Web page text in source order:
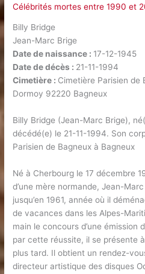
Célébrités mortes entre 1990 et
Billy Bridge
Jean-Marc Brige
Date de naissance : 17-12-1945
Date de décès : 21-11-1994
Cimetière : Cimetière Parisien de
Dormoy 92220 Bagneux
Billy Bridge (Jean-Marc Brige),
décédé(e) le 21-11-1994. Son
Parisien de Bagneux à Bagneux
Né à Cherbourg le 17 décembre
d’une mère normande, Jean-
jusqu’en 1961, année où il
de vacances dans les Alpes-
main le concours d’une émission
par cette réussite, il se présente
plus tard. Il obtient un rendez-
directeur artistique des disques